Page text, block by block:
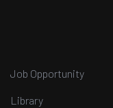
Job Opportunity
Library